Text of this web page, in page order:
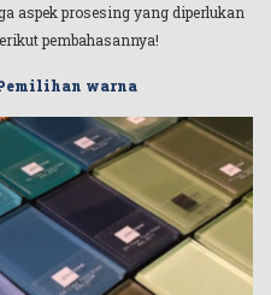
aspek prosesing yang diperlukan
pembahasannya!
warna